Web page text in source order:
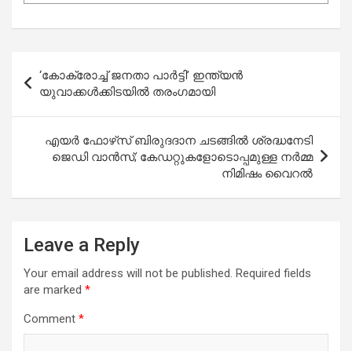
navigation
‘കോക്രോച്ച് ജനതാ പാർട്ടി’ ഇന്ത്യൻ
യുവാക്കൾക്കിടയിൽ തരംഗമായി
എയർ ഫോഴ്‌സ് ബിരുദദാന ചടങ്ങിൽ ശ്രദ്ധനേടി
ജെഡി വാൻസ്; കേഡറ്റുകളോടൊപ്പമുള്ള നർമ്മ
നിമിഷം വൈറൽ
Leave a Reply
Your email address will not be published. Required fields
are marked *
Comment *